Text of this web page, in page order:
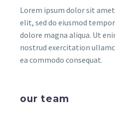
Lorem ipsum dolor sit
elit, sed do eiusmod
dolore magna aliqua. Ut
nostrud exercitation
ea commodo consequat.
our team